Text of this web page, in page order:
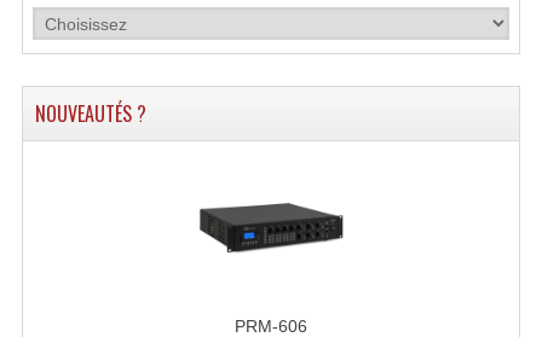
Microphones De Surface
Portes Voix Mégaphones
Pupitre Pour Discours
NOUVEAUTÉS ?
PRM-606